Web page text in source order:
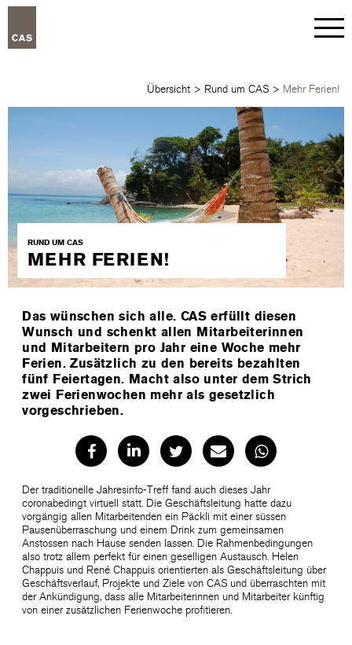
Übersicht> Rund um CAS> Mehr Ferien!
RUND UM CAS
MEHR FERIEN!
Das wünschen sich alle. CAS erfüllt diesen
Wunsch und schenkt allen Mitarbeiterinnen
und Mitarbeitern pro Jahr eine Woche mehr
Ferien. Zusätzlich zu den bereits bezahlten
fünf Feiertagen. Macht also unter dem Strich
zwei Ferienwochen mehr als gesetzlich
vorgeschrieben.
Der traditionelle Jahresinfo-Treff fand auch dieses Jahr
coronabedingt virtuell statt. Die Geschäftsleitung hatte dazu
vorgängig allen Mitarbeitenden ein Päckli mit einer süssen
Pausenüberraschung und einem Drink zum gemeinsamen
Anstossen nach Hause senden lassen. Die Rahmenbedingungen
also trotz allem perfekt für einen geselligen Austausch. Helen
Chappuis und René Chappuis orientierten als Geschäftsleitung über
Geschäftsverlauf, Projekte und Ziele von CAS und überraschten mit
der Ankündigung, dass alle Mitarbeiterinnen und Mitarbeiter künftig
von einer zusätzlichen Ferienwoche profitieren.